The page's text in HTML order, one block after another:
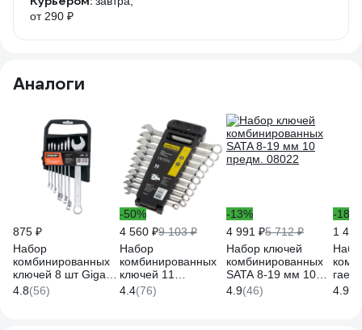
от 290 ₽
Аналоги
875 ₽
Набор
комбинированных
ключей 8 шт Gigant,
Сталь Cr-V, 8-19мм,
GCWS8
4.8(56)
-50%
4 560 ₽9 103 ₽
Набор
комбинированных
ключей 11
предметов Inforce,
06-05-55
4.4(76)
-13%
4 991 ₽5 712 ₽
Набор ключей
комбинированных
SATA 8-19 мм 10
предм. 08022
4.9(46)
-18%
1
4.9